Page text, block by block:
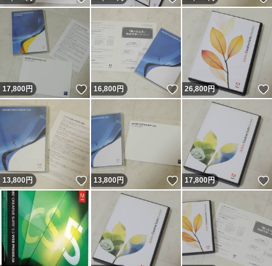
17,800円 いいね！
16,800円 いいね！
26,800円
13,800円 いいね！
13,800円 いいね！
17,800円